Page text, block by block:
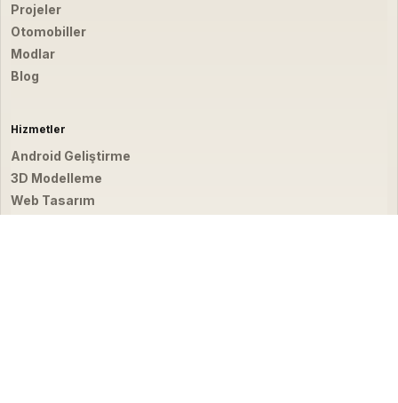
Projeler
Otomobiller
Modlar
Blog
Hizmetler
Android Geliştirme
3D Modelleme
Web Tasarım